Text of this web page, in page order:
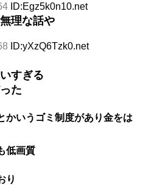
ID:Egz5k0n10.net
理な話や
ID:yXzQ6Tzk0.net
すぎる
た
かいうゴミ制度があり金をは
低画質
り